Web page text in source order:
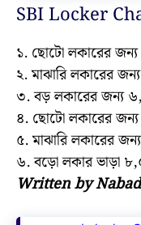
SBI Locker
১. ছোটো লকারের
২. মাঝারি লকারের
৩. বড় লকারের জন্য
৪. ছোটো লকারের
৫. মাঝারি লকারের
৬. বড়ো লকার ভাড়া
Written by